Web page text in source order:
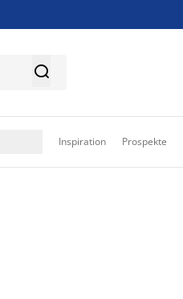

Inspiration Prospekte